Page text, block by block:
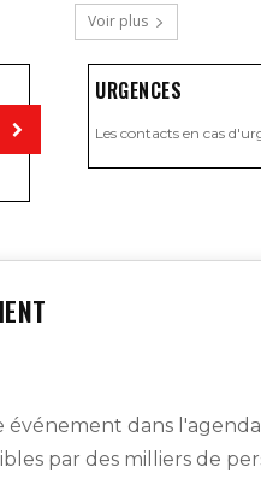
Voir plus
URGENCES
Les contacts en cas
dans
par des milliers de